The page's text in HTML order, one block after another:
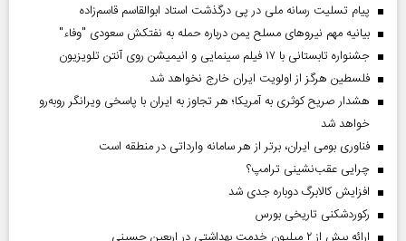
پیام تسلیت رسانه ملی در پی درگذشت استاد ابوالقاسم قاسم‌زاده
بیانیه مهم نیروهای مسلح یمن درباره حمله به نفتکش سعودی "وفاء"
جشنواره تابستانی با ۱۷ فیلم سینمایی و انیمیشن روی آنتن تلویزیون
فلسطین هرگز از اولویت ایران خارج نخواهد شد
هشدار صریح کوثری به آمریکا؛ هر تجاوز به ایران با پاسخی ویرانگر روبه‌رو
خواهد شد
فناوری بومی ایران، برتر از هر سامانه وارداتی در منطقه است
چرایی عقب‌نشینی ترامپ؟
افزایش کالابرگ دوباره جدی شد
رکوردشکنی تاریخی بورس